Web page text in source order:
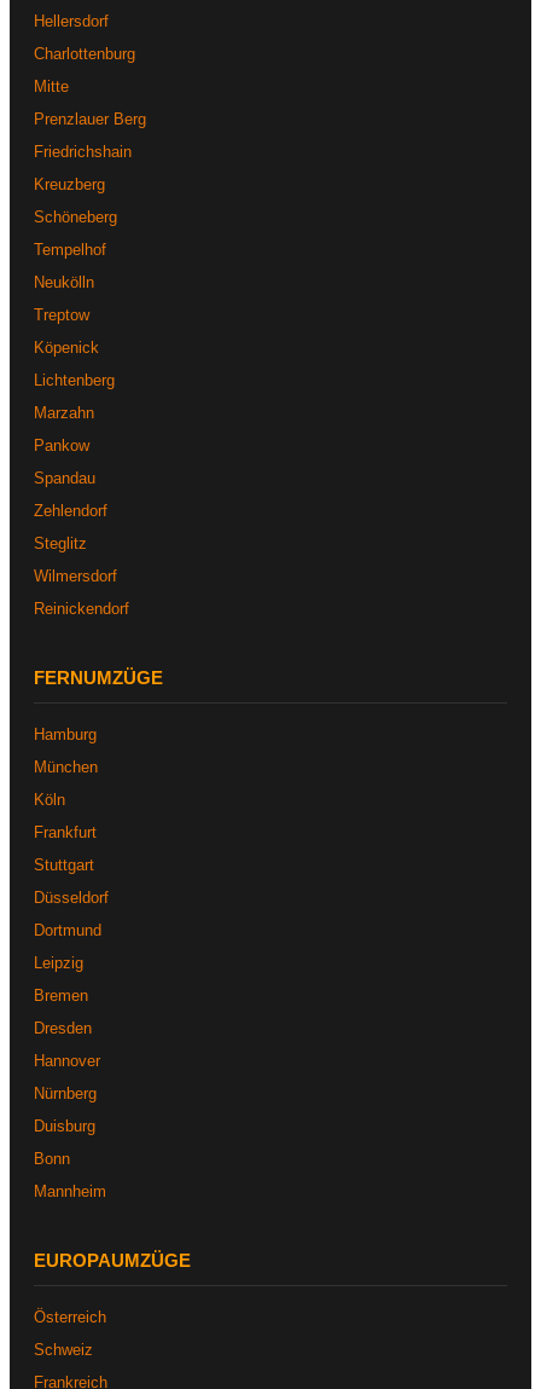
Hellersdorf
Charlottenburg
Mitte
Prenzlauer Berg
Friedrichshain
Kreuzberg
Schöneberg
Tempelhof
Neukölln
Treptow
Köpenick
Lichtenberg
Marzahn
Pankow
Spandau
Zehlendorf
Steglitz
Wilmersdorf
Reinickendorf
FERNUMZÜGE
Hamburg
München
Köln
Frankfurt
Stuttgart
Düsseldorf
Dortmund
Leipzig
Bremen
Dresden
Hannover
Nürnberg
Duisburg
Bonn
Mannheim
EUROPAUMZÜGE
Österreich
Schweiz
Frankreich